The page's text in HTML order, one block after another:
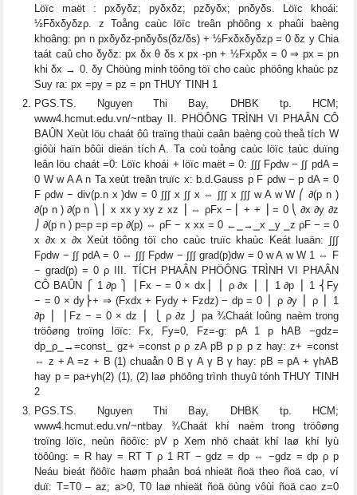
Löïc maët : pxδyδz; pyδxδz; pzδyδx; pnδyδs. Löïc khoái:
½Fδxδyδzρ. z Toång caùc löïc treân phöông x phaûi baèng
khoâng: pn n pxδyδz-pnδyδs(δz/δs) + ½Fxδxδyδzρ = 0 δz y Chia
taát caû cho δyδz: px δx θ δs x px -pn + ½Fxρδx = 0 ⇒ px = pn
khi δx → 0. δy Chöùng minh töông töï cho caùc phöông khaùc pz
Suy ra: px =py = pz = pn THUY TINH 1
PGS.TS. Nguyen Thi Bay, DHBK tp. HCM;
www4.hcmut.edu.vn/~ntbay II. PHÖÔNG TRÌNH VI PHAÂN CÔ
BAÛN Xeùt löu chaát ôû traïng thaùi caân baèng coù theå tích W
giôùi haïn bôûi dieän tích A. Ta coù toång caùc löïc taùc duïng
leân löu chaát =0: Löïc khoái + löïc maët = 0: ∫∫∫ Fρdw − ∫∫ pdA =
0 W w A A n Ta xeùt treân truïc x: b.d.Gauss p F ρdw − p dA = 0
F ρdw − div(p.n x )dw = 0 ∫∫∫ x ∫∫ x ⇔ ∫∫∫ x ∫∫∫ w A w W ⎛ ∂(p n )
∂(p n ) ∂(p n ⎞ ⎜ x xx y xy z xz ⎟ ⇔ ρFx − ⎜ + + ⎟ = 0 ⎝ ∂x ∂y ∂z
⎠ ∂(p n ) p=p =p =p ∂(p) ⇔ ρF − x xx = 0 ←⎯→⎯x ⎯y ⎯z ρF − = 0
x ∂x x ∂x Xeùt töông töï cho caùc truïc khaùc Keát luaän: ∫∫∫
Fρdw − ∫∫ pdA = 0 ⇔ ∫∫∫ Fρdw − ∫∫∫ grad(p)dw = 0 w A w W 1 ⇔ F
− grad(p) = 0 ρ III. TÍCH PHAÂN PHÖÔNG TRÌNH VI PHAÂN
CÔ BAÛN ⎧ 1 ∂p ⎫ ⎪Fx − = 0 × dx⎪ ⎪ ρ ∂x ⎪ ⎪ 1 ∂p ⎪ 1 ⎨Fy
− = 0 × dy⎬+ ⇒ (Fxdx + Fydy + Fzdz) − dp = 0 ⎪ ρ ∂y ⎪ ρ ⎪ 1
∂p ⎪ ⎪Fz − = 0 × dz ⎪ ⎩ ρ ∂z ⎭ pa ¾Chaát loûng naèm trong
tröôøng troïng löïc: Fx, Fy=0, Fz=-g: pA 1 p hAB −gdz=
dp⎯ρ⎯→=const⎯ gz+ =const ρ ρ zA pB p p p z hay: z+ =const
⇔ z + A =z + B (1) chuaån 0 B γ A γ B γ hay: pB = pA + γhAB
hay p = pa+γh(2) (1), (2) laø phöông trình thuyû tónh THUY TINH
2
PGS.TS. Nguyen Thi Bay, DHBK tp. HCM;
www4.hcmut.edu.vn/~ntbay ¾Chaát khí naèm trong tröôøng
troïng löïc, neùn ñöôïc: pV p Xem nhö chaát khí laø khí lyù
töôûng: = R hay = RT T ρ 1 RT − gdz = dp ⇔ −gdz = dp ρ p
Neáu bieát ñöôïc haøm phaân boá nhieät ñoä theo ñoä cao, ví
duï: T=T0 – az; a>0, T0 laø nhieät ñoä öùng vôùi ñoä cao z=0